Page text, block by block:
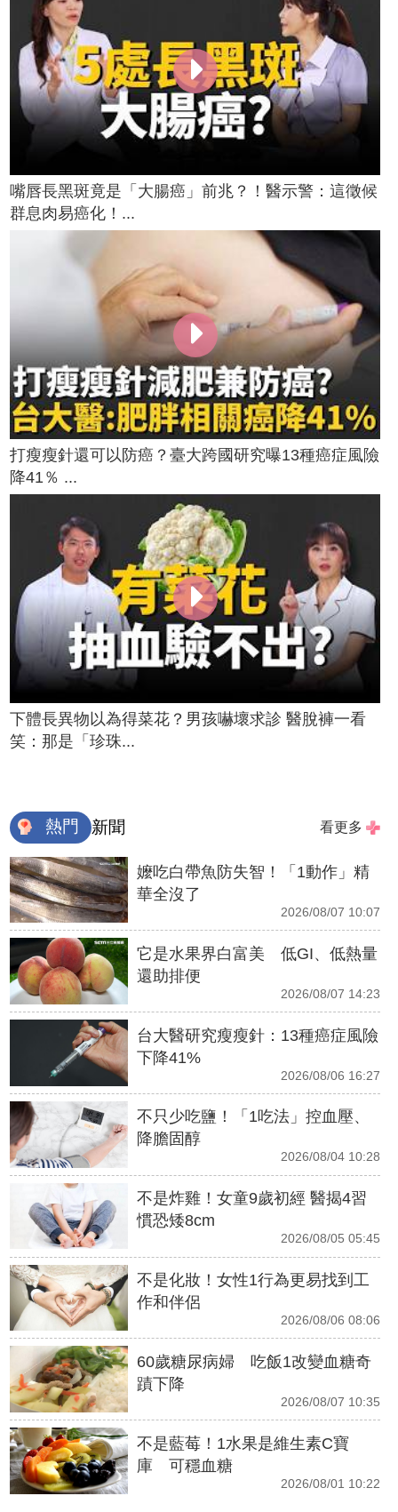
嘴唇長黑斑竟是「大腸癌」前兆？！醫示警：這徵候
群息肉易癌化！...
打瘦瘦針還可以防癌？臺大跨國研究曝13種癌症風險
降41％ ...
下體長異物以為得菜花？男孩嚇壞求診 醫脫褲一看
笑：那是「珍珠...
熱門 新聞 看更多
嬤吃白帶魚防失智！「1動作」精
華全沒了
2026/08/07 10:07
它是水果界白富美 低GI、低熱量
還助排便
2026/08/07 14:23
台大醫研究瘦瘦針：13種癌症風險
下降41%
2026/08/06 16:27
不只少吃鹽！「1吃法」控血壓、
降膽固醇
2026/08/04 10:28
不是炸雞！女童9歲初經 醫揭4習
慣恐矮8cm
2026/08/05 05:45
不是化妝！女性1行為更易找到工
作和伴侶
2026/08/06 08:06
60歲糖尿病婦 吃飯1改變血糖奇
蹟下降
2026/08/07 10:35
不是藍莓！1水果是維生素C寶
庫 可穩血糖
2026/08/01 10:22